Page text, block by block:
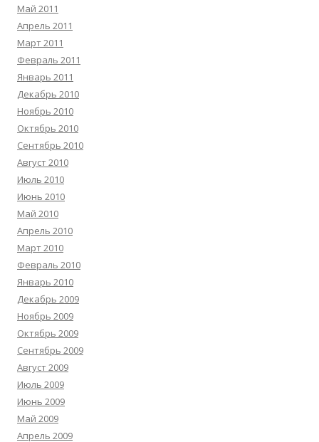
Май 2011
Апрель 2011
Март 2011
Февраль 2011
Январь 2011
Декабрь 2010
Ноябрь 2010
Октябрь 2010
Сентябрь 2010
Август 2010
Июль 2010
Июнь 2010
Май 2010
Апрель 2010
Март 2010
Февраль 2010
Январь 2010
Декабрь 2009
Ноябрь 2009
Октябрь 2009
Сентябрь 2009
Август 2009
Июль 2009
Июнь 2009
Май 2009
Апрель 2009